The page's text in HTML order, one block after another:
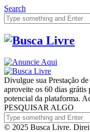
Search
Divulgue sua Prestação
aproveite os 60 dias grátis
potencial da plataforma.
PESQUISAR ALGO
© 2025 Busca Livre.